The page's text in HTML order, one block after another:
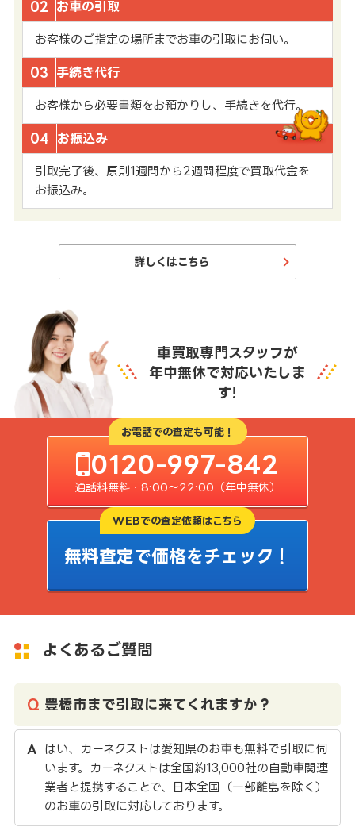
02 お車の引取
お客様のご指定の場所までお車の引取にお伺い。
03 手続き代行
お客様から必要書類をお預かりし、手続きを代行。
04 お振込み
引取完了後、原則1週間から2週間程度で買取代金を
お振込み。
詳しくはこちら
車買取専門スタッフが
年中無休で対応いたしま
す!
お電話での査定も可能！
0120-997-842
通話料無料・8:00〜22:00（年中無休）
WEBでの査定依頼はこちら
無料査定で価格をチェック！
よくあるご質問
豊橋市まで引取に来てくれますか？
はい、カーネクストは愛知県のお車も無料で引取に伺
います。カーネクストは全国約13,000社の自動車関連
業者と提携することで、日本全国（一部離島を除く）
のお車の引取に対応しております。